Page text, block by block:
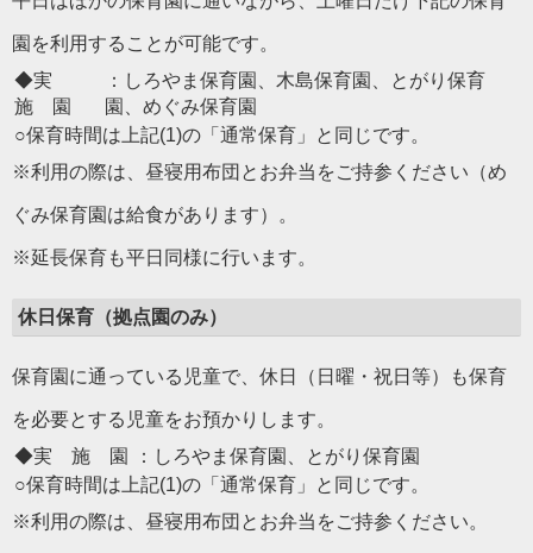
園を利用することが可能です。
◆実
施 園
：しろやま保育園、木島保育園、とがり保育
園、めぐみ保育園
○保育時間は上記(1)の「通常保育」と同じです。
※利用の際は、昼寝用布団とお弁当をご持参ください（め
ぐみ保育園は給食があります）。
※延長保育も平日同様に行います。
休日保育（拠点園のみ）
保育園に通っている児童で、休日（日曜・祝日等）も保育
を必要とする児童をお預かりします。
◆実 施 園
：しろやま保育園、とがり保育園
○保育時間は上記(1)の「通常保育」と同じです。
※利用の際は、昼寝用布団とお弁当をご持参ください。